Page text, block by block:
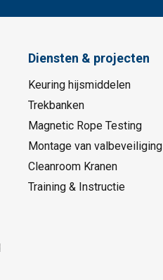
Diensten & projecten
Keuring hijsmiddelen
Trekbanken
Magnetic Rope Testing
Montage van valbeveiliging
Cleanroom Kranen
Training & Instructie